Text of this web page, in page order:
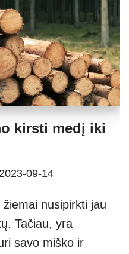
kirsti medį iki
2023-09-14
nusipirkti jau
Tačiau, yra
savo miško ir